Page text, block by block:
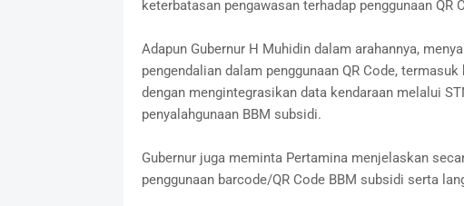
keterbatasan pengawasan terhadap penggunaan QR
Adapun Gubernur H Muhidin dalam arahannya,
pengendalian dalam penggunaan QR Code,
dengan mengintegrasikan data kendaraan melalui
penyalahgunaan BBM subsidi.
Gubernur juga meminta Pertamina menjelaskan
penggunaan barcode/QR Code BBM subsidi serta